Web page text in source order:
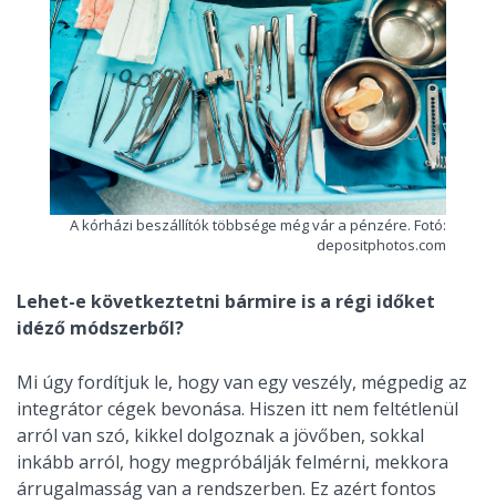
A kórházi beszállítók többsége még vár a pénzére. Fotó:
depositphotos.com
Lehet-e következtetni bármire is a régi időket
idéző módszerből?
Mi úgy fordítjuk le, hogy van egy veszély, mégpedig az
integrátor cégek bevonása. Hiszen itt nem feltétlenül
arról van szó, kikkel dolgoznak a jövőben, sokkal
inkább arról, hogy megpróbálják felmérni, mekkora
árrugalmasság van a rendszerben. Ez azért fontos